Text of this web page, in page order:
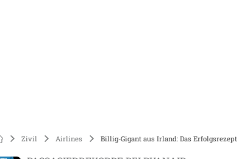
Zivil Airlines Billig-Gigant aus Irland: Das